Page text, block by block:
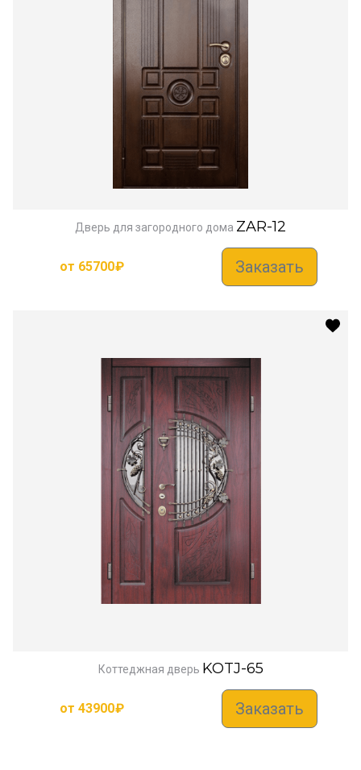
Дверь для загородного дома ZAR-12
от 65700₽ Заказать
Коттеджная дверь KOTJ-65
от 43900₽ Заказать